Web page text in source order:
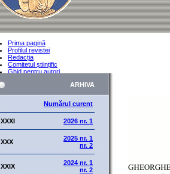
Prima pagină
Profilul revistei
Redacția
Comitetul științific
Ghid pentru autori
Peer Review
ARHIVA
Numărul curent
XXXI 2026 nr. 1
XXX
2025 nr. 1
nr. 2
XXIX
2024 nr. 1
nr. 2